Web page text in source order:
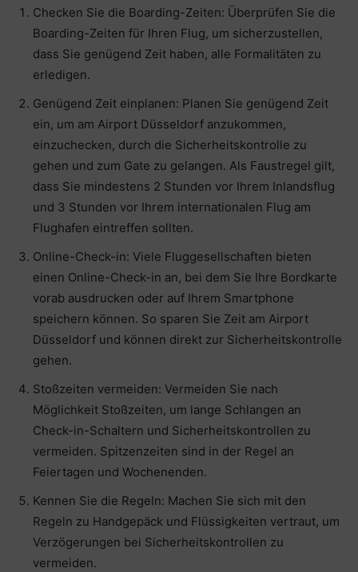
Checken Sie die Boarding-Zeiten: Überprüfen Sie die
Boarding-Zeiten für Ihren Flug, um sicherzustellen,
dass Sie genügend Zeit haben, alle Formalitäten zu
erledigen.
Genügend Zeit einplanen: Planen Sie genügend Zeit
ein, um am Airport Düsseldorf anzukommen,
einzuchecken, durch die Sicherheitskontrolle zu
gehen und zum Gate zu gelangen. Als Faustregel gilt,
dass Sie mindestens 2 Stunden vor Ihrem Inlandsflug
und 3 Stunden vor Ihrem internationalen Flug am
Flughafen eintreffen sollten.
Online-Check-in: Viele Fluggesellschaften bieten
einen Online-Check-in an, bei dem Sie Ihre Bordkarte
vorab ausdrucken oder auf Ihrem Smartphone
speichern können. So sparen Sie Zeit am Airport
Düsseldorf und können direkt zur Sicherheitskontrolle
gehen.
Stoßzeiten vermeiden: Vermeiden Sie nach
Möglichkeit Stoßzeiten, um lange Schlangen an
Check-in-Schaltern und Sicherheitskontrollen zu
vermeiden. Spitzenzeiten sind in der Regel an
Feiertagen und Wochenenden.
Kennen Sie die Regeln: Machen Sie sich mit den
Regeln zu Handgepäck und Flüssigkeiten vertraut, um
Verzögerungen bei Sicherheitskontrollen zu
vermeiden.